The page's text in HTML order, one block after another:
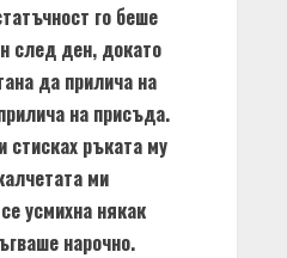
го беше
след ден, докато
да прилича на
на присъда.
стисках ръката му
ми
усмихна някак
нарочно.